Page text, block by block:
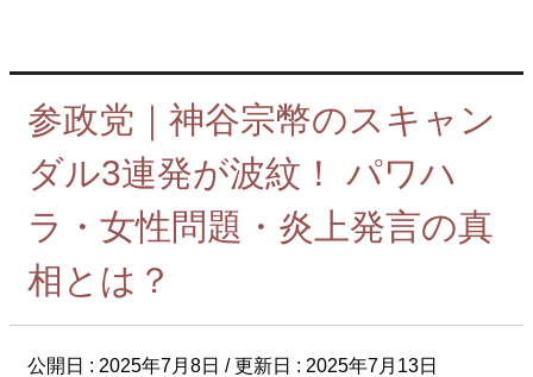
参政党｜神谷宗幣のスキャン
ダル3連発が波紋！ パワハ
ラ・女性問題・炎上発言の真
相とは？
公開日 : 2025年7月8日 / 更新日 : 2025年7月13日